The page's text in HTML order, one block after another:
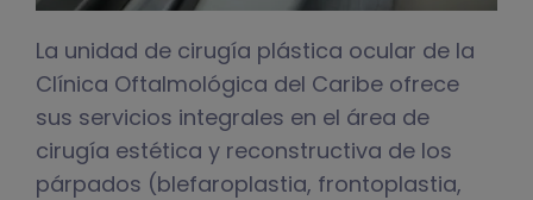
La unidad de cirugía plástica ocular de la
Clínica Oftalmológica del Caribe ofrece
sus servicios integrales en el área de
cirugía estética y reconstructiva de los
párpados (blefaroplastia, frontoplastia,